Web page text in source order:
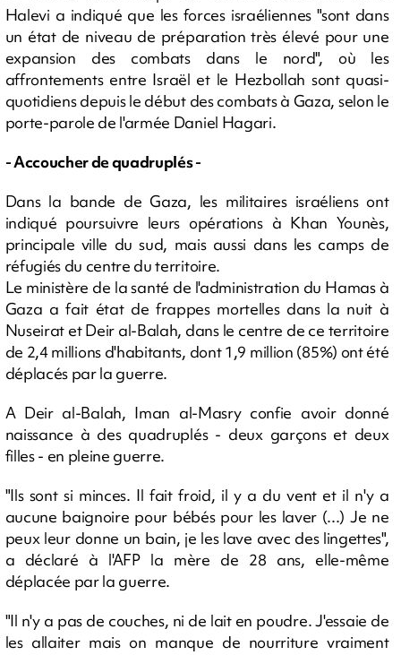
Halevi a indiqué que les forces israéliennes "sont dans
un état de niveau de préparation très élevé pour une
expansion des combats dans le nord", où les
affrontements entre Israël et le Hezbollah sont quasi-
quotidiens depuis le début des combats à Gaza, selon le
porte-parole de l'armée Daniel Hagari.
- Accoucher de quadruplés -
Dans la bande de Gaza, les militaires israéliens ont
indiqué poursuivre leurs opérations à Khan Younès,
principale ville du sud, mais aussi dans les camps de
réfugiés du centre du territoire.
Le ministère de la santé de l'administration du Hamas à
Gaza a fait état de frappes mortelles dans la nuit à
Nuseirat et Deir al-Balah, dans le centre de ce territoire
de 2,4 millions d'habitants, dont 1,9 million (85%) ont été
déplacés par la guerre.
A Deir al-Balah, Iman al-Masry confie avoir donné
naissance à des quadruplés - deux garçons et deux
filles - en pleine guerre.
"Ils sont si minces. Il fait froid, il y a du vent et il n'y a
aucune baignoire pour bébés pour les laver (...) Je ne
peux leur donne un bain, je les lave avec des lingettes",
a déclaré à l'AFP la mère de 28 ans, elle-même
déplacée par la guerre.
"Il n'y a pas de couches, ni de lait en poudre. J'essaie de
les allaiter mais on manque de nourriture vraiment